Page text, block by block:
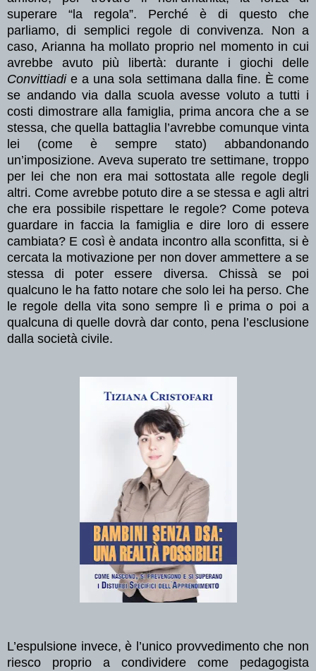
superare “la regola”. Perché è di questo che
parliamo, di semplici regole di convivenza. Non a
caso, Arianna ha mollato proprio nel momento in cui
avrebbe avuto più libertà: durante i giochi delle
Convittiadie a una sola settimana dalla fine. È come
se andando via dalla scuola avesse voluto a tutti i
costi dimostrare alla famiglia, prima ancora che a se
stessa, che quella battaglia l’avrebbe comunque vinta
lei (come è sempre stato) abbandonando
un’imposizione. Aveva superato tre settimane, troppo
per lei che non era mai sottostata alle regole degli
altri. Come avrebbe potuto dire a se stessa e agli altri
che era possibile rispettare le regole? Come poteva
guardare in faccia la famiglia e dire loro di essere
cambiata? E così è andata incontro alla sconfitta, si è
cercata la motivazione per non dover ammettere a se
stessa di poter essere diversa. Chissà se poi
qualcuno le ha fatto notare che solo lei ha perso. Che
le regole della vita sono sempre lì e prima o poi a
qualcuna di quelle dovrà dar conto, pena l’esclusione
dalla società civile.
L’espulsione invece, è l’unico provvedimento che non
riesco proprio a condividere come pedagogista